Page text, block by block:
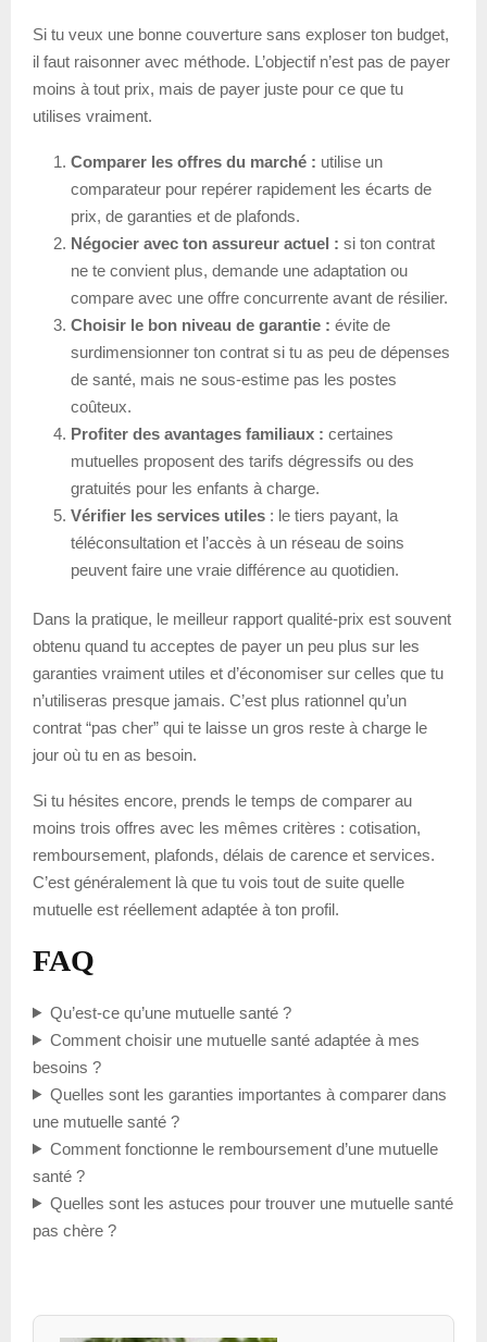
Si tu veux une bonne couverture sans exploser ton budget,
il faut raisonner avec méthode. L’objectif n’est pas de payer
moins à tout prix, mais de payer juste pour ce que tu
utilises vraiment.
Comparer les offres du marché : utilise un
comparateur pour repérer rapidement les écarts de
prix, de garanties et de plafonds.
Négocier avec ton assureur actuel : si ton contrat
ne te convient plus, demande une adaptation ou
compare avec une offre concurrente avant de résilier.
Choisir le bon niveau de garantie : évite de
surdimensionner ton contrat si tu as peu de dépenses
de santé, mais ne sous-estime pas les postes
coûteux.
Profiter des avantages familiaux : certaines
mutuelles proposent des tarifs dégressifs ou des
gratuités pour les enfants à charge.
Vérifier les services utiles : le tiers payant, la
téléconsultation et l’accès à un réseau de soins
peuvent faire une vraie différence au quotidien.
Dans la pratique, le meilleur rapport qualité-prix est souvent
obtenu quand tu acceptes de payer un peu plus sur les
garanties vraiment utiles et d’économiser sur celles que tu
n’utiliseras presque jamais. C’est plus rationnel qu’un
contrat “pas cher” qui te laisse un gros reste à charge le
jour où tu en as besoin.
Si tu hésites encore, prends le temps de comparer au
moins trois offres avec les mêmes critères : cotisation,
remboursement, plafonds, délais de carence et services.
C’est généralement là que tu vois tout de suite quelle
mutuelle est réellement adaptée à ton profil.
FAQ
Qu’est-ce qu’une mutuelle santé ?
Comment choisir une mutuelle santé adaptée à mes
besoins ?
Quelles sont les garanties importantes à comparer dans
une mutuelle santé ?
Comment fonctionne le remboursement d’une mutuelle
santé ?
Quelles sont les astuces pour trouver une mutuelle santé
pas chère ?